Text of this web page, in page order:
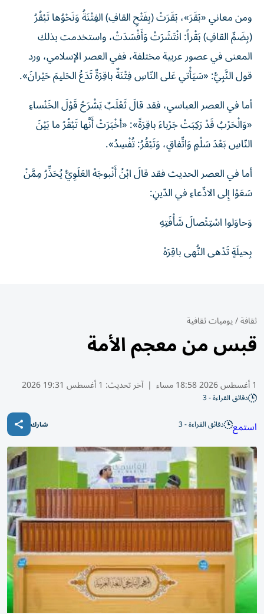
ومن معاني «بَقَرَ»، بَقَرَتْ (بِفَتْحِ القافِ) الفِتْنَةُ وَنَحْوُها تَبْقُرُ
(بِضَمِّ القافِ) بَقْراً: انْتَشَرَتْ وَأَفْسَدَتْ، واستخدمت بذلك
المعنى في عصور عربية مختلفة، ففي العصر الإسلامي، ورد
قول النَّبِيُّ: «سَيَأْتي عَلى النّاسِ فِتْنَةٌ باقِرَةٌ تَدَعُ الحَليمَ حَيْرانَ».
أما في العصر العباسي، فقد قالَ ثَعْلَبٌ يَشْرَحُ قَوْلَ الخَنْساءِ
«وَالْحَرْبُ قَدْ رَكِبَتْ جَرْباءَ باقِرَةً»: «أخْبَرَتْ أَنَّها تَبْقُرُ ما بَيْنَ
النّاسِ بَعْدَ سَلْمٍ وَاتِّفاقٍ، وَتَبْقُرُ: تُفْسِدُ».
أما في العصر الحديث فقد قالَ ابْنُ أَنْبوجَهْ العَلَوِيُّ يُحَذِّرُ مِمَّنْ
سَعَوْا إِلى الادِّعاءِ في الدّينِ:
وَحاوَلوا اسْتِئْصالَ شَأْفَتِهِ
بِحيلَةٍ تَدْهى النُّهى باقِرَهْ
ثقافة/يوميات ثقافية
قبس من معجم الأمة
1 أغسطس 2026 18:58 مساء | آخر تحديث: 1 أغسطس 19:31 2026
دقائق القراءة - 3
استمع دقائق القراءة - 3 شارك